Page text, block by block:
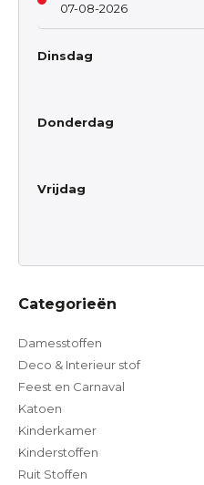
07-08-2026
Dinsdag
Donderdag
Vrijdag
Categorieën
Damesstoffen
Deco & Interieur stof
Feest en Carnaval
Katoen
Kinderkamer
Kinderstoffen
Ruit Stoffen